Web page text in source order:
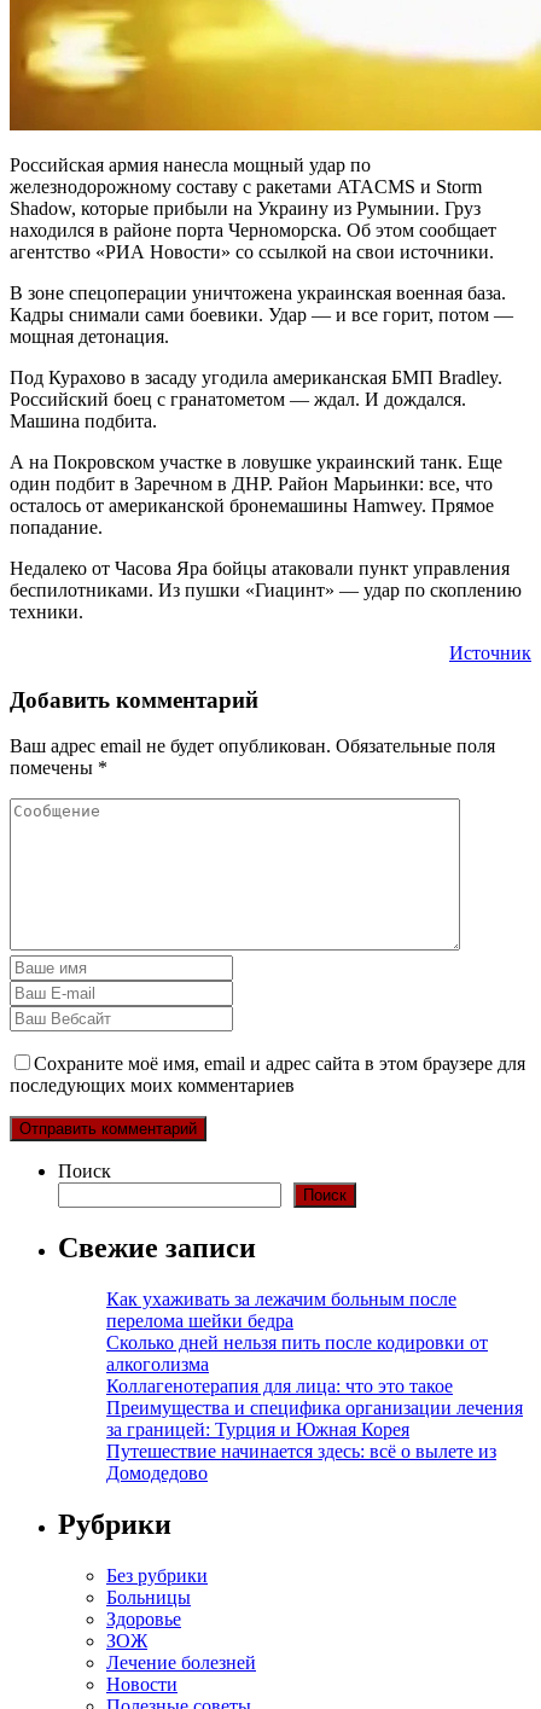
Российская армия нанесла мощный удар по
железнодорожному составу с ракетами ATACMS и Storm
Shadow, которые прибыли на Украину из Румынии. Груз
находился в районе порта Черноморска. Об этом сообщает
агентство «РИА Новости» со ссылкой на свои источники.
В зоне спецоперации уничтожена украинская военная база.
Кадры снимали сами боевики. Удар — и все горит, потом —
мощная детонация.
Под Курахово в засаду угодила американская БМП Bradley.
Российский боец с гранатометом — ждал. И дождался.
Машина подбита.
А на Покровском участке в ловушке украинский танк. Еще
один подбит в Заречном в ДНР. Район Марьинки: все, что
осталось от американской бронемашины Hamwey. Прямое
попадание.
Недалеко от Часова Яра бойцы атаковали пункт управления
беспилотниками. Из пушки «Гиацинт» — удар по скоплению
техники.
Источник
Добавить комментарий
Ваш адрес email не будет опубликован. Обязательные поля
помечены *
Сохраните моё имя, email и адрес сайта в этом браузере для
последующих моих комментариев
Поиск
Поиск
Свежие записи
Как ухаживать за лежачим больным после
перелома шейки бедра
Сколько дней нельзя пить после кодировки от
алкоголизма
Коллагенотерапия для лица: что это такое
Преимущества и специфика организации лечения
за границей: Турция и Южная Корея
Путешествие начинается здесь: всё о вылете из
Домодедово
Рубрики
Без рубрики
Больницы
Здоровье
ЗОЖ
Лечение болезней
Новости